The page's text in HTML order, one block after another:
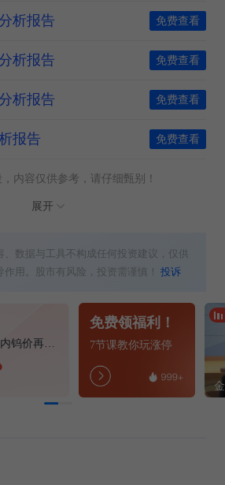
析报告 免费查看
析报告 免费查看
析报告 免费查看
报告 免费查看
内容仅供参考，请仔细甄别！
展开
数据与工具不构成任何投资建议，仅供
作用。股市有风险，投资需谨慎！投诉
免费领福利！
7节课教你玩涨停